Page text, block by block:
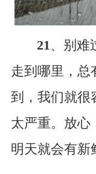
21 、别难
走到哪里，总
到，我们就很
太严重。放心
明天就会有新